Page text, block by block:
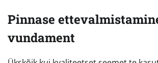
Pinnase
vundament